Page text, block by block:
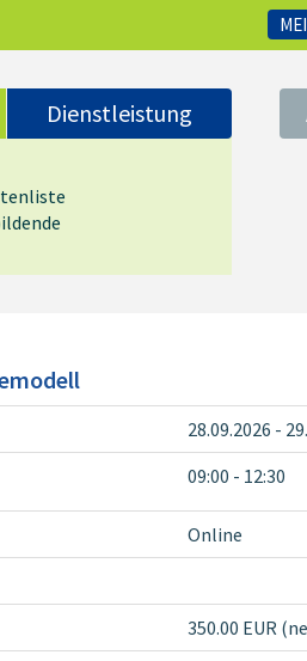
Dienstleistung
28.09.2026 -
09:00 - 12:30
Online
350.00 EUR